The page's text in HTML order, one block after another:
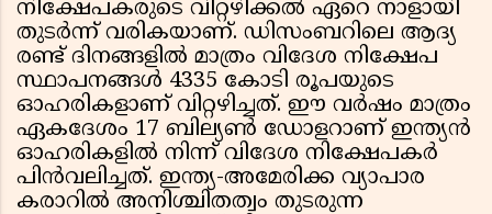
നിക്ഷേപകരുടെ വിറ്റഴിക്കൽ ഏറെ നാളായി
തുടർന്ന് വരികയാണ്. ഡിസംബറിലെ ആദ്യ
രണ്ട് ദിനങ്ങളിൽ മാത്രം വിദേശ നിക്ഷേപ
സ്ഥാപനങ്ങൾ 4335 കോടി രൂപയുടെ
ഓഹരികളാണ് വിറ്റഴിച്ചത്. ഈ വർഷം മാത്രം
ഏകദേശം 17 ബില്യൺ ഡോളറാണ് ഇന്ത്യൻ
ഓഹരികളിൽ നിന്ന് വിദേശ നിക്ഷേപകർ
പിൻവലിച്ചത്. ഇന്ത്യ-അമേരിക്ക വ്യാപാര
കരാറിൽ അനിശ്ചിതത്വം തുടരുന്ന